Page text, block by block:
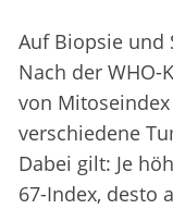
Auf Biopsie und
Nach der
von
verschiedene
Dabei gilt: Je
67-Index, desto